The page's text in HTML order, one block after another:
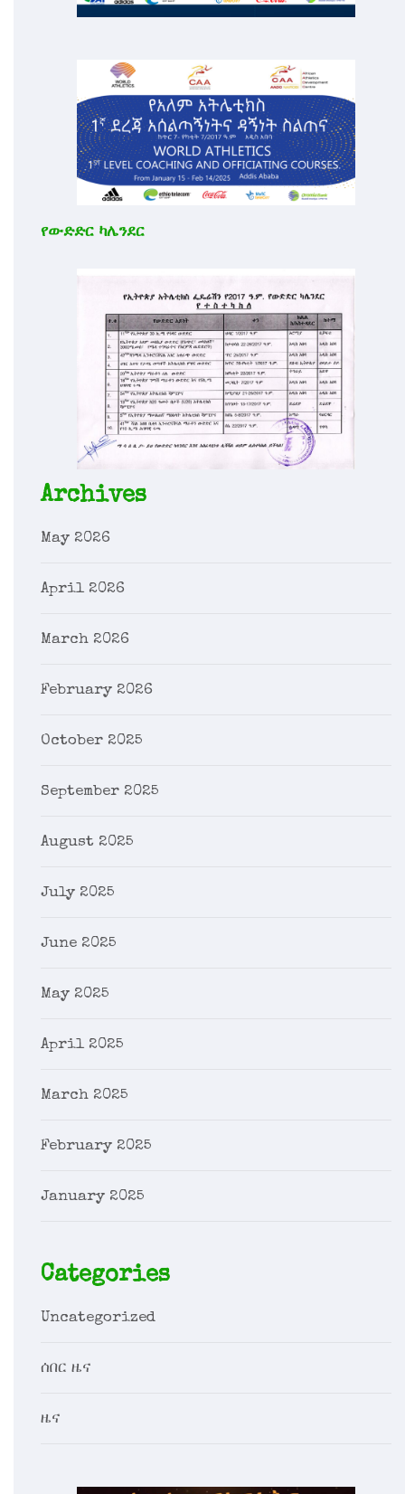
የውድድር ካሌንደር
Archives
May 2026
April 2026
March 2026
February 2026
October 2025
September 2025
August 2025
July 2025
June 2025
May 2025
April 2025
March 2025
February 2025
January 2025
Categories
Uncategorized
ሰበር ዜና
ዜና